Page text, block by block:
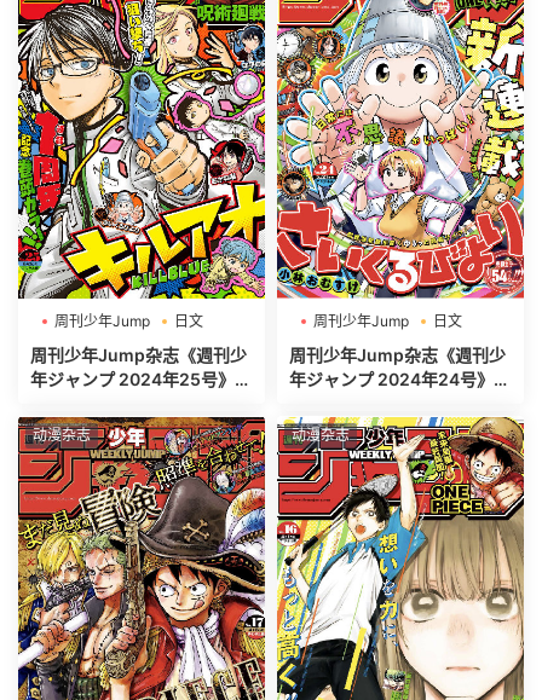
周刊少年Jump
日文
週刊少年ジャンプ
周刊少年Jump杂志《週刊少
年ジャンプ 2024年25号》高
周刊少年Jump
日文
週刊少年ジャンプ
周刊少年Jump杂志《週刊少
年ジャンプ 2024年24号》高
动漫杂志 动漫杂志